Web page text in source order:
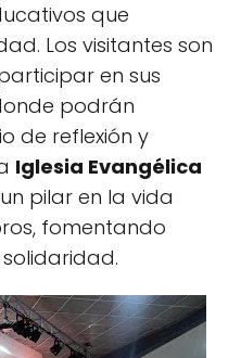
que
Los visitantes son
en sus
podrán
de reflexión y
Iglesia Evangélica
pilar en la vida
fomentando